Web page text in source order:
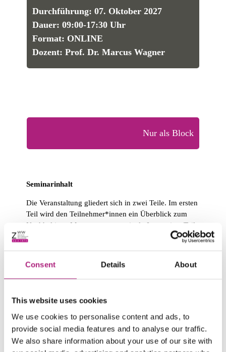
Consent Details About
This website uses cookies
We use cookies to personalise content and ads, to
provide social media features and to analyse our traffic.
We also share information about your use of our site with
Durchführung: 07. Oktober 2027
Dauer: 09:00-17:30 Uhr
Format: ONLINE
Dozent: Prof. Dr. Marcus Wagner
Nur als Block
Seminarinhalt
Die Veranstaltung gliedert sich in zwei Teile. Im ersten
Teil wird den Teilnehmer*innen ein Überblick zum
Nachhaltigen Management vermittelt. Im zweiten Teil
der Veranstaltung wird dargelegt, wie Unternehmen
simultan ihre Wettbewerbsfähigkeit und Licence-to-
Operate zu erhalten.
Welches sind die wichtigsten inhaltlichen
Nachhaltigkeitshistorie, Sustainable Development
Goals, nachhaltige Unternehmensführung,